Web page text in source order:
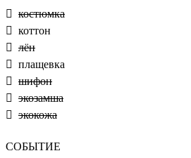
костюмка
коттон
лён
плащевка
шифон
экозамша
экокожа
СОБЫТИЕ